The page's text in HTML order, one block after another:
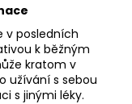
v posledních
k běžným
kratom v
užívání s sebou
s jinými léky.